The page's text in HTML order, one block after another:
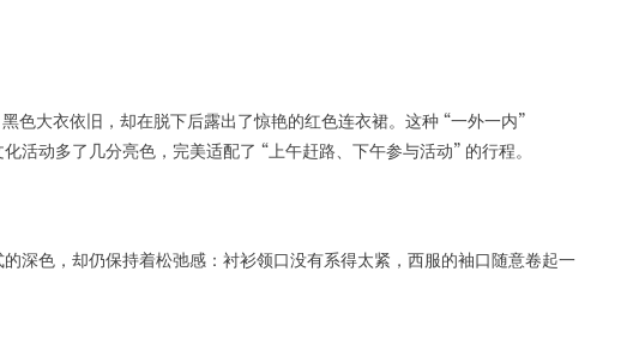
色大衣依旧，却在脱下后露出了惊艳的红色连衣裙。这种 “一外一内”
活动多了几分亮色，完美适配了 “上午赶路、下午参与活动” 的行程。
深色，却仍保持着松弛感：衬衫领口没有系得太紧，西服的袖口随意卷起一